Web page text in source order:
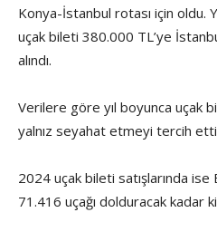
Konya-İstanbul rotası için oldu.
uçak bileti 380.000 TL’ye
alındı.
Verilere göre yıl boyunca uçak
yalnız seyahat etmeyi tercih
2024 uçak bileti satışlarında ise
71.416 uçağı dolduracak kadar